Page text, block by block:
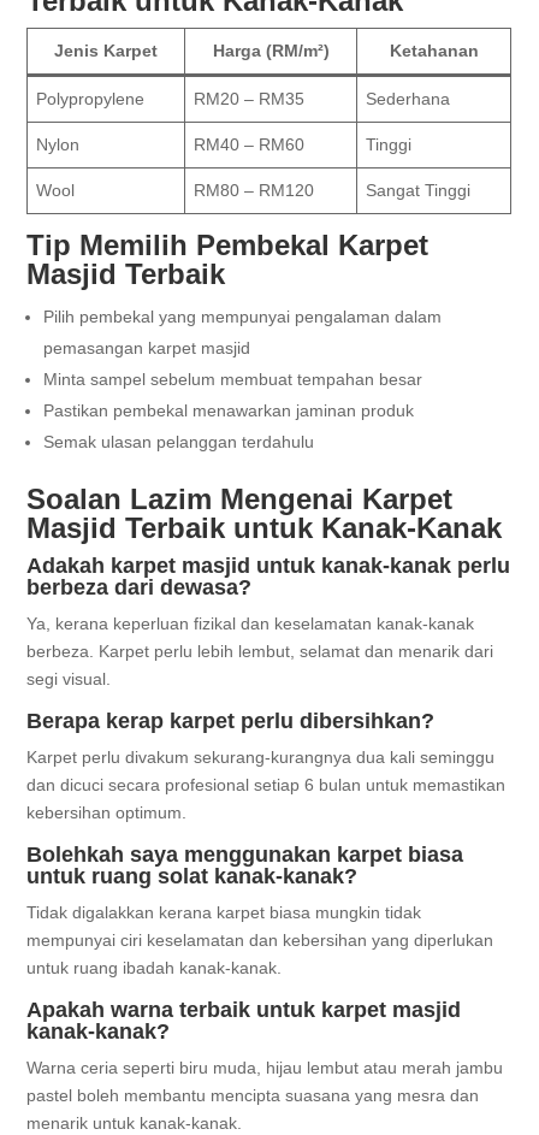
Jenis Karpet Harga (RM/m²) Ketahanan
Polypropylene RM20 – RM35 Sederhana
Nylon RM40 – RM60 Tinggi
Wool RM80 – RM120 Sangat Tinggi
Tip Memilih Pembekal Karpet
Masjid Terbaik
Pilih pembekal yang mempunyai pengalaman dalam
pemasangan karpet masjid
Minta sampel sebelum membuat tempahan besar
Pastikan pembekal menawarkan jaminan produk
Semak ulasan pelanggan terdahulu
Soalan Lazim Mengenai Karpet
Masjid Terbaik untuk Kanak-Kanak
Adakah karpet masjid untuk kanak-kanak perlu
berbeza dari dewasa?
Ya, kerana keperluan fizikal dan keselamatan kanak-kanak
berbeza. Karpet perlu lebih lembut, selamat dan menarik dari
segi visual.
Berapa kerap karpet perlu dibersihkan?
Karpet perlu divakum sekurang-kurangnya dua kali seminggu
dan dicuci secara profesional setiap 6 bulan untuk memastikan
kebersihan optimum.
Bolehkah saya menggunakan karpet biasa
untuk ruang solat kanak-kanak?
Tidak digalakkan kerana karpet biasa mungkin tidak
mempunyai ciri keselamatan dan kebersihan yang diperlukan
untuk ruang ibadah kanak-kanak.
Apakah warna terbaik untuk karpet masjid
kanak-kanak?
Warna ceria seperti biru muda, hijau lembut atau merah jambu
pastel boleh membantu mencipta suasana yang mesra dan
menarik untuk kanak-kanak.